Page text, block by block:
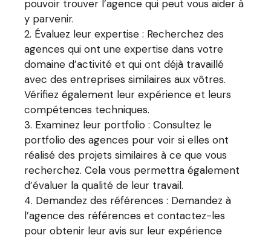
pouvoir trouver l’agence qui peut vous aider à
y parvenir.
Évaluez leur expertise : Recherchez des
agences qui ont une expertise dans votre
domaine d’activité et qui ont déjà travaillé
avec des entreprises similaires aux vôtres.
Vérifiez également leur expérience et leurs
compétences techniques.
Examinez leur portfolio : Consultez le
portfolio des agences pour voir si elles ont
réalisé des projets similaires à ce que vous
recherchez. Cela vous permettra également
d’évaluer la qualité de leur travail.
Demandez des références : Demandez à
l’agence des références et contactez-les
pour obtenir leur avis sur leur expérience